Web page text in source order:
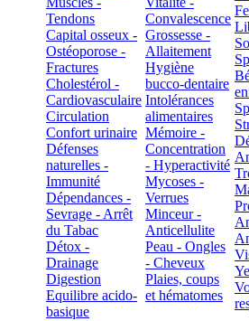
Tendons
Capital osseux -
Ostéoporose -
Fractures
Cholestérol -
Cardiovasculaire
Circulation
Confort urinaire
Défenses
naturelles -
Immunité
Dépendances -
Sevrage - Arrêt
du Tabac
Détox -
Drainage
Digestion
Equilibre acido-
basique
Convalescence
Grossesse -
Allaitement
Hygiène
bucco-dentaire
Intolérances
alimentaires
Mémoire -
Concentration
- Hyperactivité
Mycoses -
Verrues
Minceur -
Anticellulite
Peau - Ongles
- Cheveux
Plaies, coups
et hématomes